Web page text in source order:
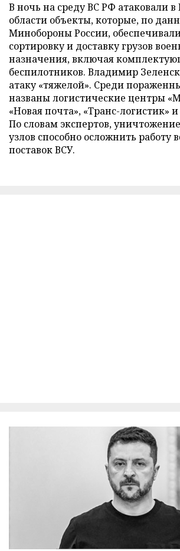
В ночь на среду ВС РФ атаковали в
области объекты, которые, по
Минобороны России,
сортировку и доставку грузов
назначения, включая
беспилотников. Владимир
атаку «тяжелой». Среди
названы логистические центры
«Новая почта», «Транс-логистик»
По словам экспертов,
узлов способно осложнить работу
поставок ВСУ.